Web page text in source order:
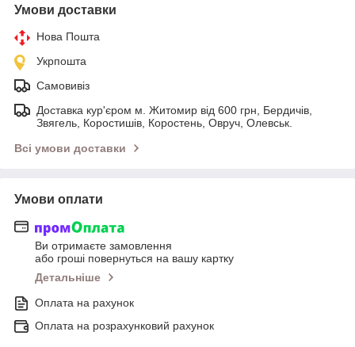
Умови доставки
Нова Пошта
Укрпошта
Самовивіз
Доставка кур'єром м. Житомир від 600 грн, Бердичів,
Звягель, Коростишів, Коростень, Овруч, Олевськ.
Всі умови доставки
Умови оплати
Ви отримаєте замовлення
або гроші повернуться на вашу картку
Детальніше
Оплата на рахунок
Оплата на розрахунковий рахунок